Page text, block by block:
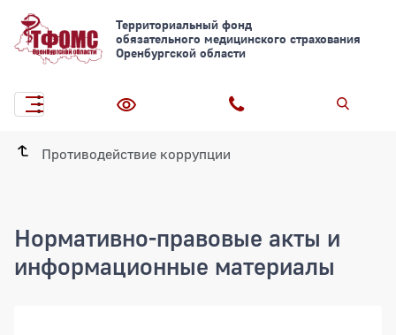
Территориальный фонд
обязательного медицинского страхования
Оренбургской области
Противодействие коррупции
Нормативно-правовые акты и
информационные материалы